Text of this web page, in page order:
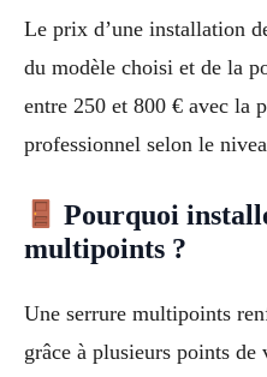
Le prix d’une installation
du modèle choisi et de la
entre 250 et 800 € avec la
professionnel selon le
Pourquoi
multipoints ?
Une serrure multipoints
grâce à plusieurs points